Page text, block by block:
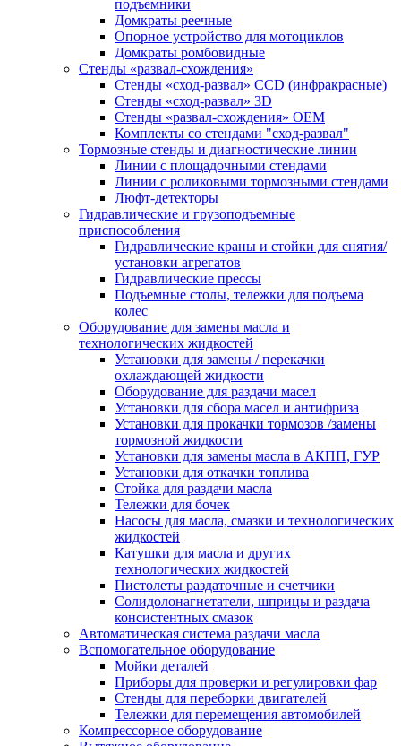
подъемники
Домкраты реечные
Опорное устройство для мотоциклов
Домкраты ромбовидные
Стенды «развал-схождения»
Стенды «сход-развал» CCD (инфракрасные)
Стенды «сход-развал» 3D
Стенды «развал-схождения» ОЕМ
Комплекты со стендами "сход-развал"
Тормозные стенды и диагностические линии
Линии с площадочными стендами
Линии с роликовыми тормозными стендами
Люфт-детекторы
Гидравлические и грузоподъемные
приспособления
Гидравлические краны и стойки для снятия/
установки агрегатов
Гидравлические прессы
Подъемные столы, тележки для подъема
колес
Оборудование для замены масла и
технологических жидкостей
Установки для замены / перекачки
охлаждающей жидкости
Оборудование для раздачи масел
Установки для сбора масел и антифриза
Установки для прокачки тормозов /замены
тормозной жидкости
Установки для замены масла в АКПП, ГУР
Установки для откачки топлива
Стойка для раздачи масла
Тележки для бочек
Насосы для масла, смазки и технологических
жидкостей
Катушки для масла и других
технологических жидкостей
Пистолеты раздаточные и счетчики
Солидолонагнетатели, шприцы и раздача
консистентных смазок
Автоматическая система раздачи масла
Вспомогательное оборудование
Мойки деталей
Приборы для проверки и регулировки фар
Стенды для переборки двигателей
Тележки для перемещения автомобилей
Компрессорное оборудование